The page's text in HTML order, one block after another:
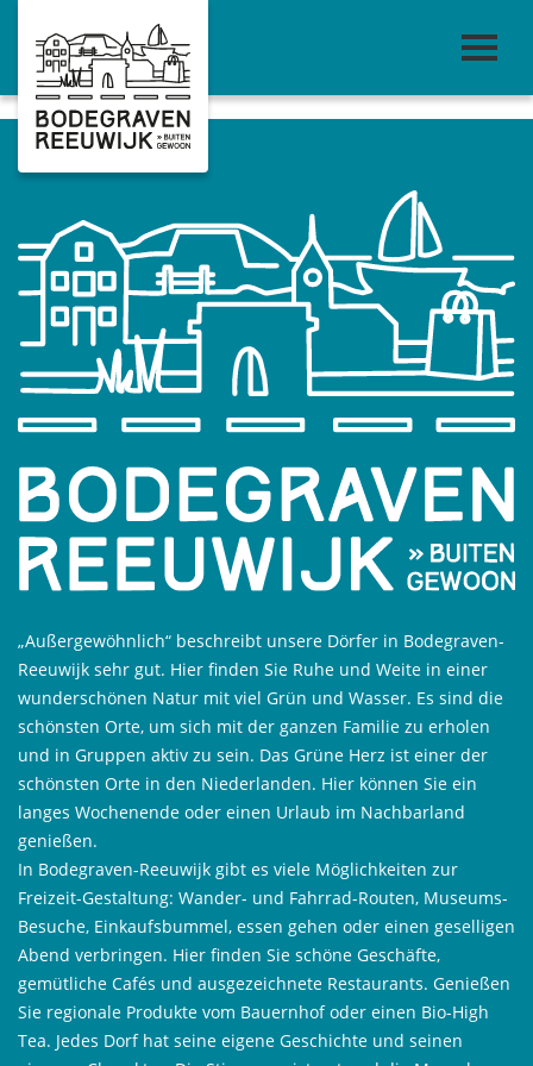
„Außergewöhnlich“ beschreibt unsere Dörfer in Bodegraven-
Reeuwijk sehr gut. Hier finden Sie Ruhe und Weite in einer
wunderschönen Natur mit viel Grün und Wasser. Es sind die
schönsten Orte, um sich mit der ganzen Familie zu erholen
und in Gruppen aktiv zu sein. Das Grüne Herz ist einer der
schönsten Orte in den Niederlanden. Hier können Sie ein
langes Wochenende oder einen Urlaub im Nachbarland
genießen.
In Bodegraven-Reeuwijk gibt es viele Möglichkeiten zur
Freizeit-Gestaltung: Wander- und Fahrrad-Routen, Museums-
Besuche, Einkaufsbummel, essen gehen oder einen geselligen
Abend verbringen. Hier finden Sie schöne Geschäfte,
gemütliche Cafés und ausgezeichnete Restaurants. Genießen
Sie regionale Produkte vom Bauernhof oder einen Bio-High
Tea. Jedes Dorf hat seine eigene Geschichte und seinen